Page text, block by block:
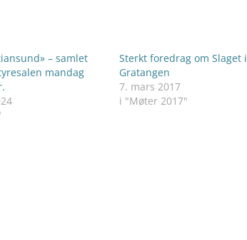
– samlet
mandag
Sterkt foredrag om Slaget i
Gratangen
7. mars 2017
i "Møter 2017"